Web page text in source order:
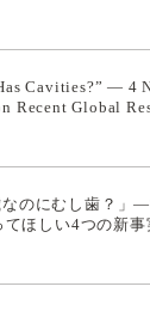
Cavities?” — 4
Recent Global
のにむし歯？」
ほしい4つの新事